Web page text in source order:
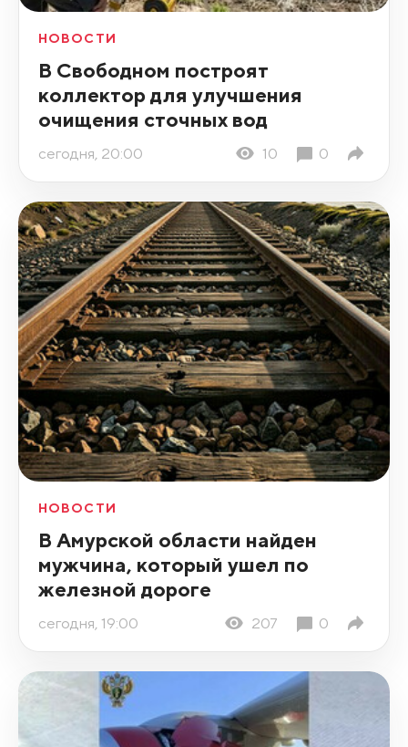
НОВОСТИ
В Свободном построят
коллектор для улучшения
очищения сточных вод
сегодня, 20:00 10 0
НОВОСТИ
В Амурской области найден
мужчина, который ушел по
железной дороге
сегодня, 19:00 207 0